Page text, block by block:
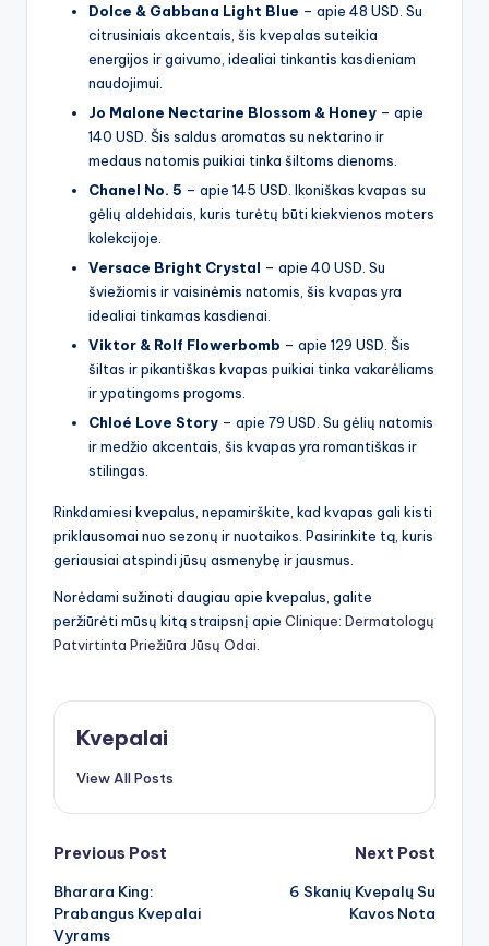
Dolce & Gabbana Light Blue – apie 48 USD. Su
citrusiniais akcentais, šis kvepalas suteikia
energijos ir gaivumo, idealiai tinkantis kasdieniam
naudojimui.
Jo Malone Nectarine Blossom & Honey – apie
140 USD. Šis saldus aromatas su nektarino ir
medaus natomis puikiai tinka šiltoms dienoms.
Chanel No. 5 – apie 145 USD. Ikoniškas kvapas su
gėlių aldehidais, kuris turėtų būti kiekvienos moters
kolekcijoje.
Versace Bright Crystal – apie 40 USD. Su
šviežiomis ir vaisinėmis natomis, šis kvapas yra
idealiai tinkamas kasdienai.
Viktor & Rolf Flowerbomb – apie 129 USD. Šis
šiltas ir pikantiškas kvapas puikiai tinka vakarėliams
ir ypatingoms progoms.
Chloé Love Story – apie 79 USD. Su gėlių natomis
ir medžio akcentais, šis kvapas yra romantiškas ir
stilingas.
Rinkdamiesi kvepalus, nepamirškite, kad kvapas gali kisti
priklausomai nuo sezonų ir nuotaikos. Pasirinkite tą, kuris
geriausiai atspindi jūsų asmenybę ir jausmus.
Norėdami sužinoti daugiau apie kvepalus, galite
peržiūrėti mūsų kitą straipsnį apie Clinique: Dermatologų
Patvirtinta Priežiūra Jūsų Odai
Kvepalai
View All Posts
Post
navigation
Previous Post
Bharara King:
Prabangus Kvepalai
Vyrams
Next Post
6 Skanių Kvepalų Su
Kavos Nota